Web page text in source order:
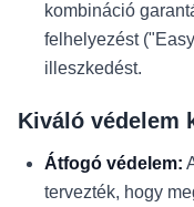
kombináció
felhelyezést
illeszkedést.
Kiváló védelem
Átfogó védelem:
tervezték, hogy